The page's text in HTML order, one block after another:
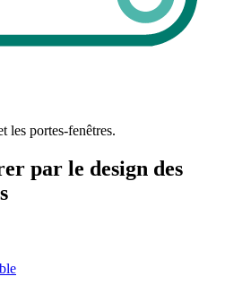
les portes-fenêtres.
par le design des